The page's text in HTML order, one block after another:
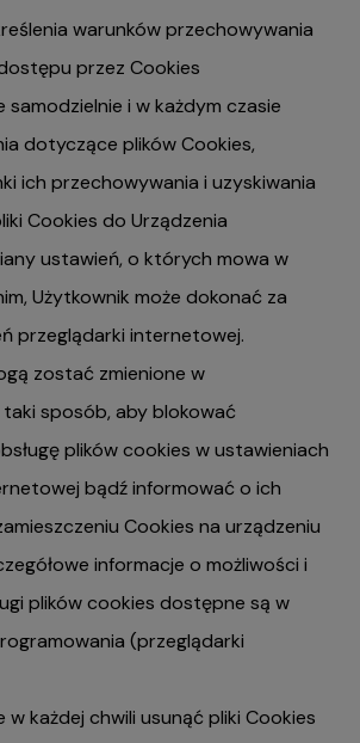
warunków przechowywania
przez Cookies
samodzielnie i w każdym czasie
dotyczące plików Cookies,
ich przechowywania i uzyskiwania
Cookies do Urządzenia
ustawień, o których mowa w
Użytkownik może dokonać za
przeglądarki internetowej.
zostać zmienione w
sposób, aby blokować
plików cookies w ustawieniach
bądź informować o ich
Cookies na urządzeniu
informacje o możliwości i
plików cookies dostępne są w
(przeglądarki
w każdej chwili usunąć pliki Cookies